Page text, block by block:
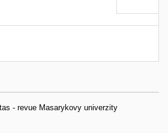
- revue Masarykovy univerzity